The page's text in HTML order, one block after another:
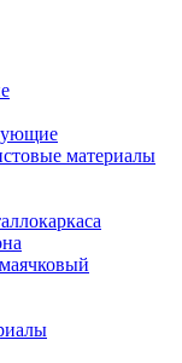
материалы